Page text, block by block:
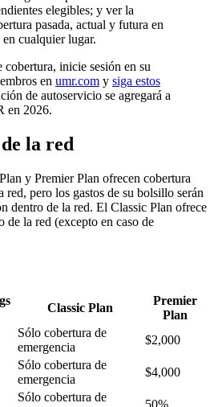
elegibles; y ver la
pasada, actual y futura en
cualquier lugar.
cobertura, inicie sesión en su
en umr.com y siga estos
de autoservicio se agregará a
en 2026.
la red
y Premier Plan ofrecen cobertura
red, pero los gastos de su bolsillo serán
dentro de la red. El Classic Plan ofrece
de la red (excepto en caso de
Classic Plan
Premier
Plan
Sólo cobertura de
emergencia
$2,000
Sólo cobertura de
emergencia
$4,000
Sólo cobertura de